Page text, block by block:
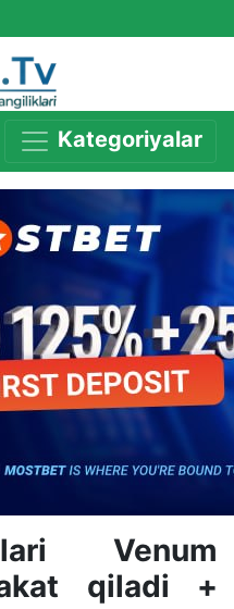
Kategoriyalar
Venum
qiladi +